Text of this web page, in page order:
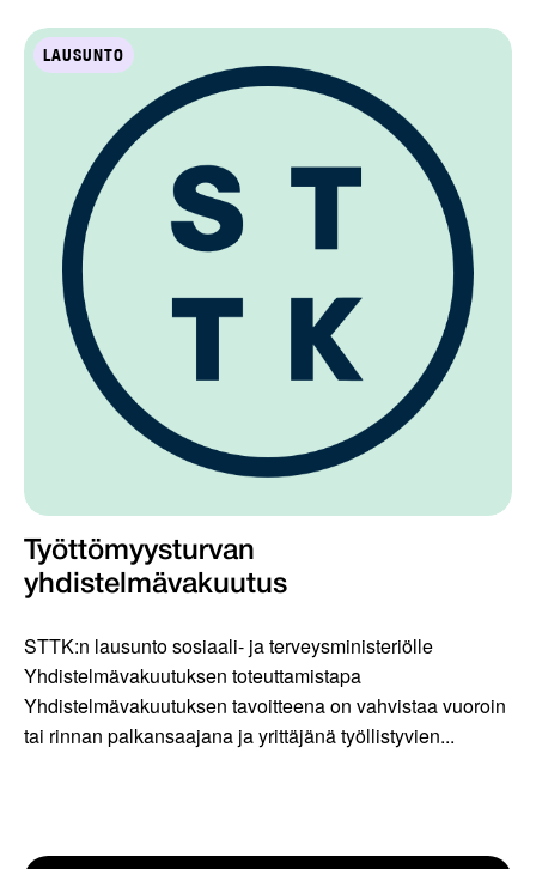
LAUSUNTO
Työttömyysturvan
yhdistelmävakuutus
STTK:n lausunto sosiaali- ja terveysministeriölle
Yhdistelmävakuutuksen toteuttamistapa
Yhdistelmävakuutuksen tavoitteena on vahvistaa vuoroin
tai rinnan palkansaajana ja yrittäjänä työllistyvien...